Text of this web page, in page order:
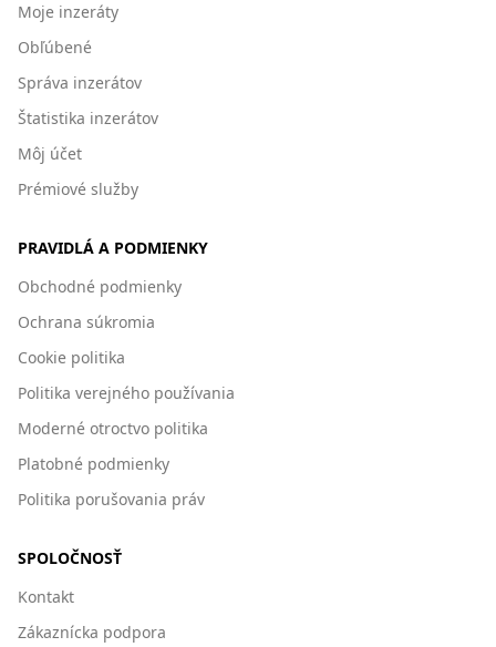
Moje inzeráty
Obľúbené
Správa inzerátov
Štatistika inzerátov
Môj účet
Prémiové služby
PRAVIDLÁ A PODMIENKY
Obchodné podmienky
Ochrana súkromia
Cookie politika
Politika verejného používania
Moderné otroctvo politika
Platobné podmienky
Politika porušovania práv
SPOLOČNOSŤ
Kontakt
Zákaznícka podpora